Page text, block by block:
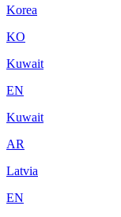
Korea
KO
Kuwait
EN
Kuwait
AR
Latvia
EN